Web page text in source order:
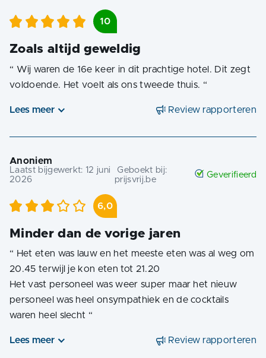
10
Zoals altijd geweldig
“ Wij waren de 16e keer in dit prachtige hotel. Dit zegt
voldoende. Het voelt als ons tweede thuis. “
Lees meer Review rapporteren
Anoniem
Laatst bijgewerkt: 12 juni
2026
Geboekt bij:
prijsvrij.be
Geverifieerd
6,0
Minder dan de vorige jaren
“ Het eten was lauw en het meeste eten was al weg om
20.45 terwijl je kon eten tot 21.20
Het vast personeel was weer super maar het nieuw
personeel was heel onsympathiek en de cocktails
waren heel slecht “
Lees meer Review rapporteren